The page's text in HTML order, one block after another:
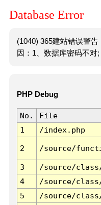
Database Error
(1040) 365建站错误警
因：1、数据库密码不对;
PHP Debug
No. File
1
/index.php
2 /source/
3 /source/
4
/source/
5
/source/